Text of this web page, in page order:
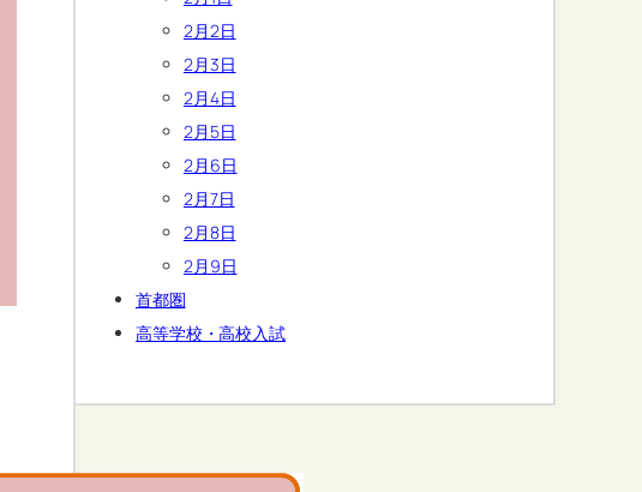
2月2日
2月3日
2月4日
2月5日
2月6日
2月7日
2月8日
2月9日
首都圏
高等学校・高校入試